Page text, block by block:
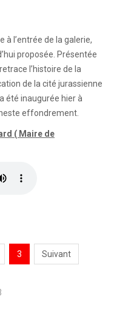
l’entrée de la galerie,
proposée. Présentée
l’histoire de la
de la cité jurassienne
été inaugurée hier à
effondrement.
( Maire de
3 Suivant